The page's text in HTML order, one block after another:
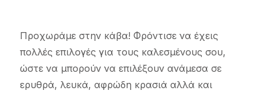
Προχωράμε στην κάβα! Φρόντισε να έχεις
πολλές επιλογές για τους καλεσμένους σου,
ώστε να μπορούν να επιλέξουν ανάμεσα σε
ερυθρά, λευκά, αφρώδη κρασιά αλλά και